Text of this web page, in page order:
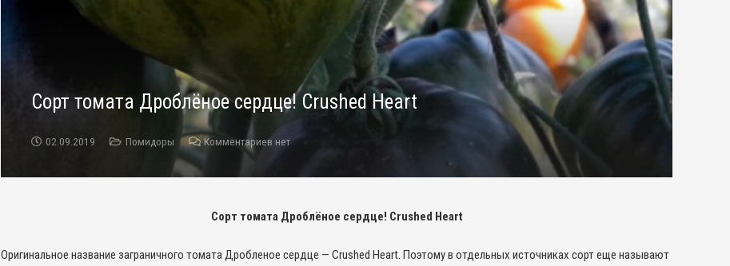
Сорт томата Дроблёное сердце! Crushed Heart
02.09.2019 Помидоры Комментариев нет
Сорт томата Дроблёное сердце! Crushed Heart
Оригинальное название заграничного томата Дробленое сердце — Crushed Heart. Поэтому в отдельных источниках сорт еще называют